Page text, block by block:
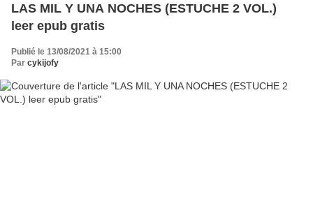
LAS MIL Y UNA NOCHES (ESTUCHE 2 VOL.)
leer epub gratis
Publié le 13/08/2021 à 15:00
Par cykijofy